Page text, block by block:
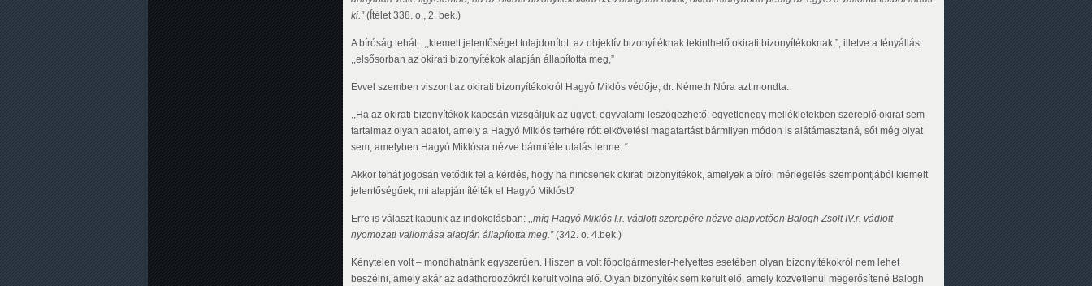
ki.”(Ítélet 338. o., 2. bek.)
A bíróság tehát: ,,kiemelt jelentőséget tulajdonított az objektív bizonyítéknak tekinthető okirati bizonyítékoknak,”, illetve a tényállást
,,elsősorban az okirati bizonyítékok alapján állapította meg,”
Evvel szemben viszont az okirati bizonyítékokról Hagyó Miklós védője, dr. Németh Nóra azt mondta:
,,Ha az okirati bizonyítékok kapcsán vizsgáljuk az ügyet, egyvalami leszögezhető: egyetlenegy mellékletekben szereplő okirat sem
tartalmaz olyan adatot, amely a Hagyó Miklós terhére rótt elkövetési magatartást bármilyen módon is alátámasztaná, sőt még olyat
sem, amelyben Hagyó Miklósra nézve bármiféle utalás lenne. “
Akkor tehát jogosan vetődik fel a kérdés, hogy ha nincsenek okirati bizonyítékok, amelyek a bírói mérlegelés szempontjából kiemelt
jelentőségűek, mi alapján ítélték el Hagyó Miklóst?
Erre is választ kapunk az indokolásban:
,,míg Hagyó Miklós I.r. vádlott szerepére nézve alapvetően Balogh Zsolt IV.r. vádlott
nyomozati vallomása alapján állapította meg.”(342. o. 4.bek.)
Kénytelen volt – mondhatnánk egyszerűen. Hiszen a volt főpolgármester-helyettes esetében olyan bizonyítékokról nem lehet
beszélni, amely akár az adathordozókról került volna elő. Olyan bizonyíték sem került elő, amely közvetlenül megerősítené Balogh